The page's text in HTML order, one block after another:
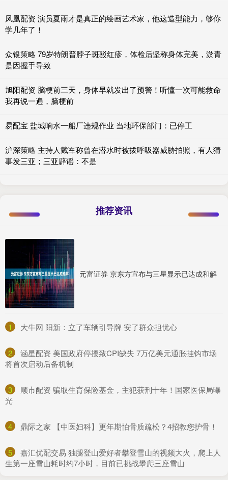
凤凰配资 演员夏雨才是真正的绘画艺术家，他这造型能力，够你
学几年了！
众银策略 79岁特朗普脖子斑驳红疹，体检后坚称身体完美，淤青
是因握手导致
旭阳配资 脑梗前三天，身体早就发出了预警！听懂一次可能救命
我再说一遍，脑梗前
易配宝 盐城响水一船厂违规作业 当地环保部门：已停工
沪深策略 主持人戴军称曾在潜水时被拔呼吸器威胁拍照，有人猜
事发三亚；三亚辟谣：不是
推荐资讯
元富证券 京东方宣布与三星显示已达成和解
1 ​大牛网 阳新：立了车辆引导牌 安了群众担忧心
2
​涵星配资 美国政府停摆致CPI缺失 7万亿美元通胀挂钩市场
将首次启动后备机制
3
​顺市配资 骗取生育保险基金，主犯获刑十年！国家医保局曝
光
4 ​鼎际之家 【中医妇科】更年期怕骨质疏松？4招教您护骨！
5
​嘉汇优配交易 独腿登山爱好者攀登雪山的视频大火，爬上人
生第一座雪山耗时约7小时，目前已挑战攀爬三座雪山